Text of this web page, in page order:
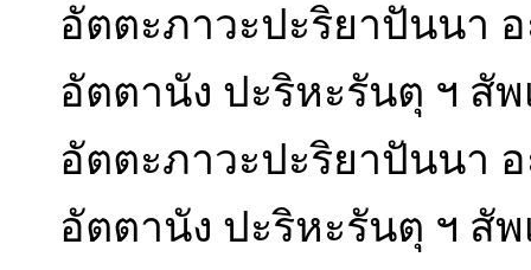
อัตตะภาวะปะริยาปันนา
อัตตานัง ปะริหะรันตุ ฯ สั
อัตตะภาวะปะริยาปันนา
อัตตานัง ปะริหะรันตุ ฯ สั